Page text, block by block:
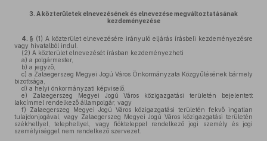
3. A közterületek elnevezésének és elnevezése megváltoztatásának
kezdeményezése
4. § (1) A közterület elnevezésére irányuló eljárás írásbeli kezdeményezésre
vagy hivatalból indul.
(2) A közterület elnevezését írásban kezdeményezheti
a) a polgármester,
b) a jegyző,
c) a Zalaegerszeg Megyei Jogú Város Önkormányzata Közgyűlésének bármely
bizottsága,
d) a helyi önkormányzati képviselő,
e) Zalaegerszeg Megyei Jogú Város közigazgatási területén bejelentett
lakcímmel rendelkező állampolgár, vagy
f) Zalaegerszeg Megyei Jogú Város közigazgatási területén fekvő ingatlan
tulajdonjogával, vagy Zalaegerszeg Megyei Jogú Város közigazgatási területén
székhellyel, telephellyel, vagy fiókteleppel rendelkező jogi személy és jogi
személyiséggel nem rendelkező szervezet.